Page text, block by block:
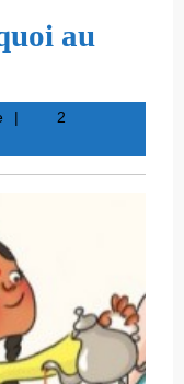
au
Sandrine
2